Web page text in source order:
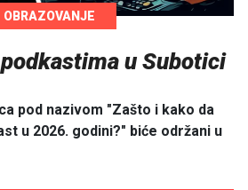
OBRAZOVANJE
u Subotici
pod nazivom "Zašto i kako da
u 2026. godini?" biće održani u